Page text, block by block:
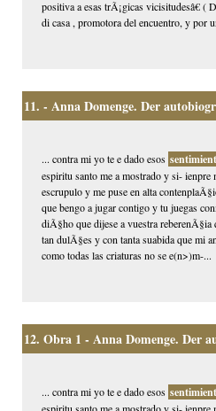
positiva a esas trÃ¡gicas
di casa , promotora del encuentro, y por
11. - Anna Domenge. Der
... contra mi yo te e dado esos
espiritu santo me a mostrado y si-
escrupulo y me puse en alta
que bengo a jugar contigo y tu juegas
diÃ§ho que dijese a vuestra
tan dulÃ§es y con tanta suabida que mi
como todas las criaturas no se e(n>)m-...
12. Obra 1 - Anna Domenge. Der
... contra mi yo te e dado esos